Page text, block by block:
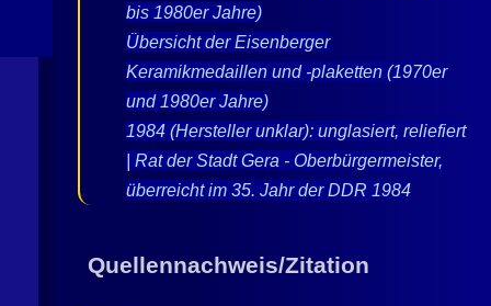
bis 1980er Jahre)
Übersicht der Eisenberger
Keramikmedaillen und -plaketten (1970er
und 1980er Jahre)
1984 (Hersteller unklar): unglasiert, reliefiert
| Rat der Stadt Gera - Oberbürgermeister,
überreicht im 35. Jahr der DDR 1984
Quellennachweis/Zitation